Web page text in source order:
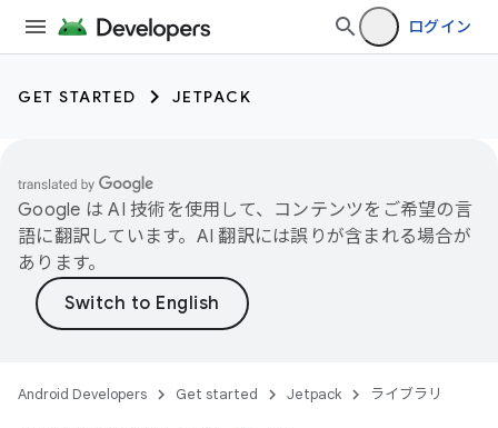
ログイン
GET STARTED JETPACK
Google は AI 技術を使用して、コンテンツをご希望の言
語に翻訳しています。AI 翻訳には誤りが含まれる場合が
あります。
Android Developers Get started Jetpack ライブラリ